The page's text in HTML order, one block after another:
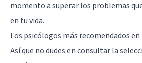
momento a superar los problemas
en tu vida.
Los psicólogos más recomendados
Así que no dudes en consultar la